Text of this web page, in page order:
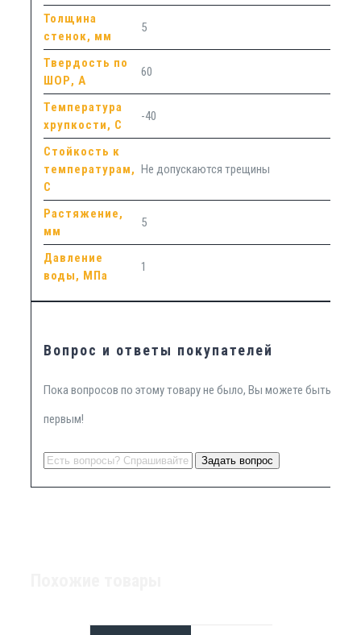
Толщина
стенок, мм
5
Твердость по
ШОР, А
60
Температура
хрупкости, С
-40
Стойкость к
температурам,
С
Не допускаются трещины
Растяжение,
мм
5
Давление
воды, МПа
1
Вопрос и ответы покупателей
Пока вопросов по этому товару не было, Вы можете быть
первым!